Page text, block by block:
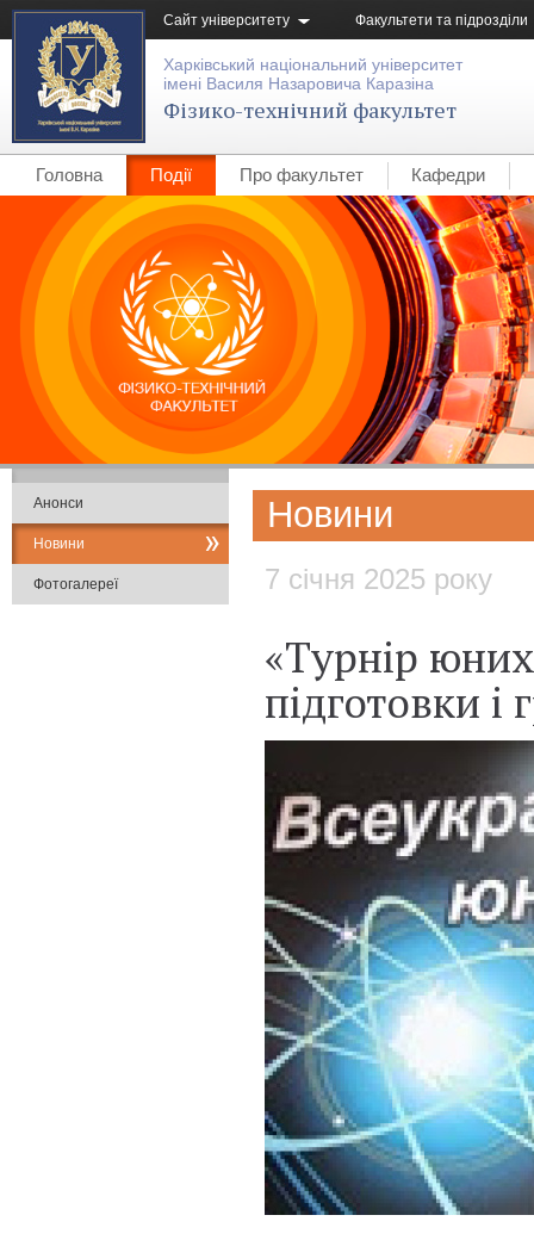
Сайт університету Факультети та підрозділи
Харківський національний університет
імені Василя Назаровича Каразіна
Фізико-технічний факультет
Головна Події Про факультет Кафедри
Новини
7 січня 2025 року
«Турнір
підготовки і
Анонси
Новини
Фотогалереї